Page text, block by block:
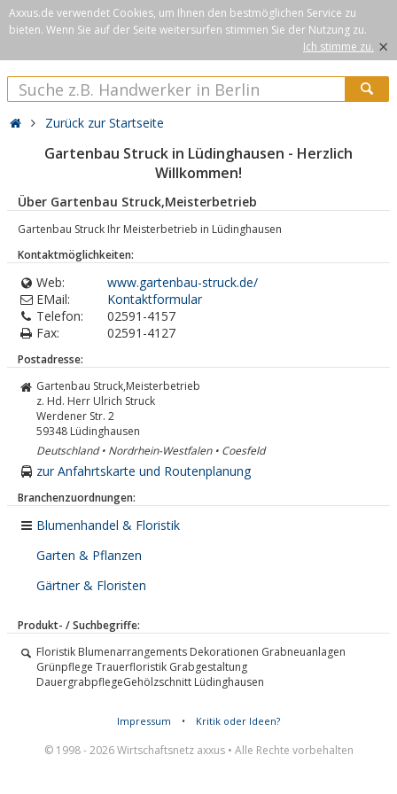
Axxus.de verwendet Cookies, um Ihnen den bestmöglichen Service zu
bieten. Wenn Sie auf der Seite weitersurfen stimmen Sie der Nutzung zu.
Ich stimme zu. ×
Zurück zur Startseite
Gartenbau Struck in Lüdinghausen - Herzlich
Willkommen!
Über Gartenbau Struck,Meisterbetrieb
Gartenbau Struck Ihr Meisterbetrieb in Lüdinghausen
Kontaktmöglichkeiten:
Web:
www.gartenbau-struck.de/
EMail:
Kontaktformular
Telefon:
02591-4157
Fax:
02591-4127
Postadresse:
Gartenbau Struck,Meisterbetrieb
z. Hd. Herr Ulrich Struck
Werdener Str. 2
59348 Lüdinghausen
Deutschland • Nordrhein-Westfalen • Coesfeld
zur Anfahrtskarte und Routenplanung
Branchenzuordnungen:
Blumenhandel & Floristik
Garten & Pflanzen
Gärtner & Floristen
Produkt- / Suchbegriffe:
Floristik Blumenarrangements Dekorationen Grabneuanlagen
Grünpflege Trauerfloristik Grabgestaltung
DauergrabpflegeGehölzschnitt Lüdinghausen
Impressum • Kritik oder Ideen?
© 1998 - 2026 Wirtschaftsnetz axxus • Alle Rechte vorbehalten